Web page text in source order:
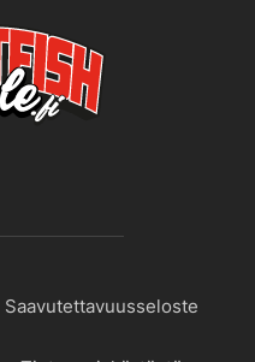
Saavutettavuusseloste